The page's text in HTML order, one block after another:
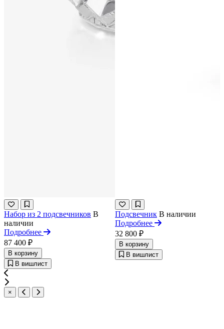
Набор из 2 подсвечников В
наличии
Подробнее
87 400 ₽
В корзину
В вишлист
Подсвечник В наличии
Подробнее
32 800 ₽
В корзину
В вишлист
×